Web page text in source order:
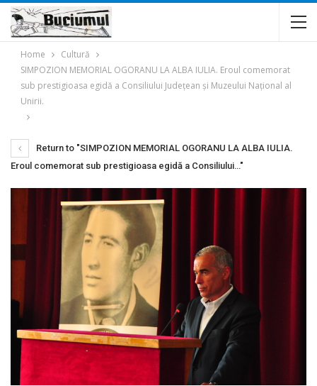
Home
Cultură
SIMPOZION MEMORIAL OGORANU LA ALBA IULIA. Eroul comemorat
sub prestigioasa egidă a Consiliului Judeţean şi Muzeului Naţional al
Unirii.
Return to "SIMPOZION MEMORIAL OGORANU LA ALBA IULIA.
Eroul comemorat sub prestigioasa egidă a Consiliului…"